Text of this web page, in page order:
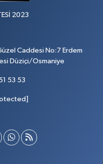
2023
Caddesi No:7 Erdem
Düziçi/Osmaniye
53 53